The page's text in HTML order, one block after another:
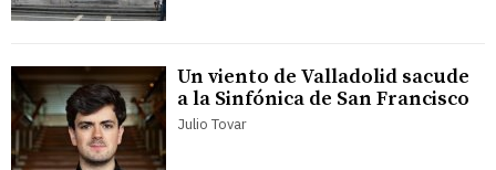
Un viento de Valladolid sacude
a la Sinfónica de San Francisco
Julio Tovar